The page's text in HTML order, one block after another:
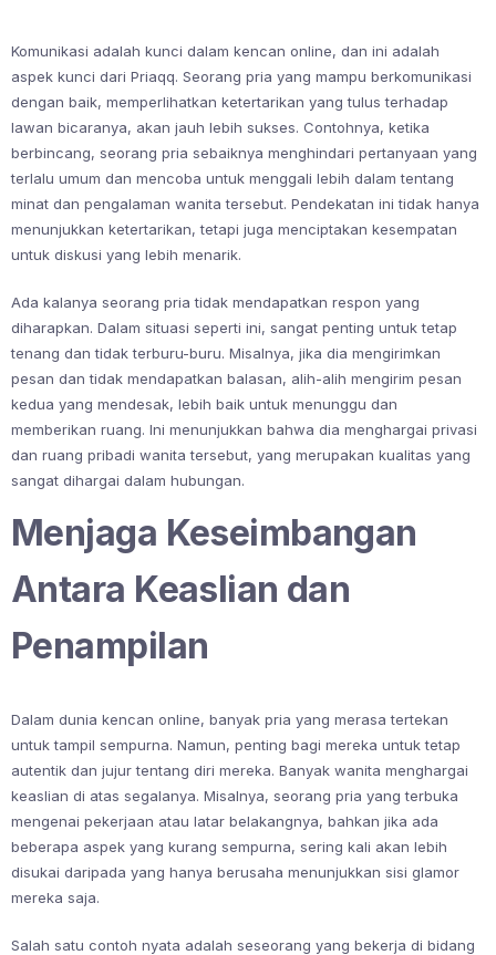
Komunikasi adalah kunci dalam kencan online, dan ini adalah
aspek kunci dari Priaqq. Seorang pria yang mampu berkomunikasi
dengan baik, memperlihatkan ketertarikan yang tulus terhadap
lawan bicaranya, akan jauh lebih sukses. Contohnya, ketika
berbincang, seorang pria sebaiknya menghindari pertanyaan yang
terlalu umum dan mencoba untuk menggali lebih dalam tentang
minat dan pengalaman wanita tersebut. Pendekatan ini tidak hanya
menunjukkan ketertarikan, tetapi juga menciptakan kesempatan
untuk diskusi yang lebih menarik.
Ada kalanya seorang pria tidak mendapatkan respon yang
diharapkan. Dalam situasi seperti ini, sangat penting untuk tetap
tenang dan tidak terburu-buru. Misalnya, jika dia mengirimkan
pesan dan tidak mendapatkan balasan, alih-alih mengirim pesan
kedua yang mendesak, lebih baik untuk menunggu dan
memberikan ruang. Ini menunjukkan bahwa dia menghargai privasi
dan ruang pribadi wanita tersebut, yang merupakan kualitas yang
sangat dihargai dalam hubungan.
Menjaga Keseimbangan
Antara Keaslian dan
Penampilan
Dalam dunia kencan online, banyak pria yang merasa tertekan
untuk tampil sempurna. Namun, penting bagi mereka untuk tetap
autentik dan jujur tentang diri mereka. Banyak wanita menghargai
keaslian di atas segalanya. Misalnya, seorang pria yang terbuka
mengenai pekerjaan atau latar belakangnya, bahkan jika ada
beberapa aspek yang kurang sempurna, sering kali akan lebih
disukai daripada yang hanya berusaha menunjukkan sisi glamor
mereka saja.
Salah satu contoh nyata adalah seseorang yang bekerja di bidang